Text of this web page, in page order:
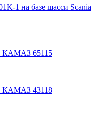
1 на базе шасси Scania
КАМАЗ 65115
КАМАЗ 43118